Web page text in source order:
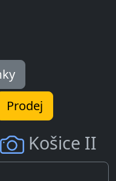
Prodej
Košice II